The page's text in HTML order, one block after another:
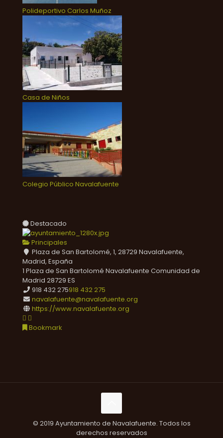
Polideportivo Carlos Muñoz
Casa de Niños
Colegio Público Navalafuente
Destacado
Principales
Plaza de San Bartolomé, 1, 28729 Navalafuente,
Madrid, España
1 Plaza de San Bartolomé Navalafuente Comunidad de
Madrid 28729 ES
918 432 275918 432 275
navalafuente@navalafuente.org
https://www.navalafuente.org
Bookmark
© 2019 Ayuntamiento de Navalafuente. Todos los
derechos reservados